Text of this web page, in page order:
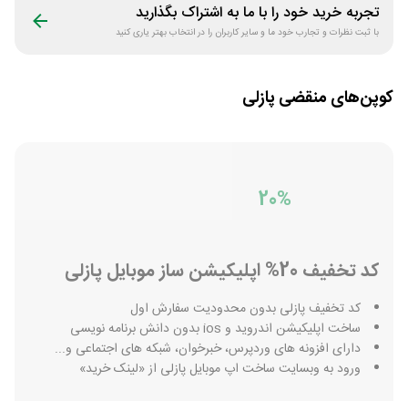
تجربه خرید خود را با ما به اشتراک بگذارید
با ثبت نظرات و تجارب خود ما و سایر کاربران را در انتخاب بهتر یاری کنید
کوپن‌های منقضی پازلی
20%
کد تخفیف 20% اپلیکیشن ساز موبایل پازلی
کد تخفیف پازلی بدون محدودیت سفارش اول
ساخت اپلیکیشن اندروید و ios بدون دانش برنامه نویسی
دارای افزونه های وردپرس، خبرخوان، شبکه های اجتماعی و...
ورود به وبسایت ساخت اپ موبایل پازلی از «لینک خرید»